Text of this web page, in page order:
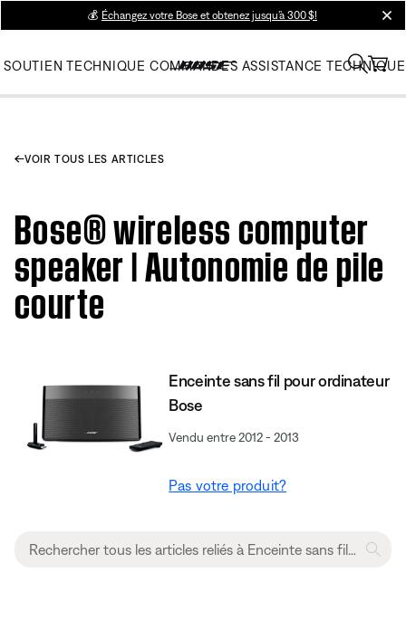
💰 Échangez votre Bose et obtenez jusqu’à 300 $!
SOUTIEN TECHNIQUE COMMANDES ASSISTANCE TECHNIQUE
VOIR TOUS LES ARTICLES
Bose® wireless computer
speaker | Autonomie de pile
courte
Enceinte sans fil pour ordinateur
Bose
Vendu entre 2012 - 2013
Pas votre produit?